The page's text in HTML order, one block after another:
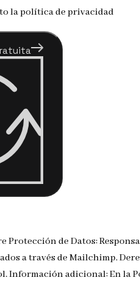
la política de privacidad
Protección de Datos:
a través de Mailchimp.
Información adicional: En la